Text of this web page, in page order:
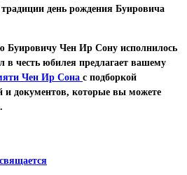
день рождения Буировича
Буировичу Чен Ир Сону исполнилось
в честь юбилея предлагает вашему
Чен Ир Сона с подборкой
и документов, которые вы можете